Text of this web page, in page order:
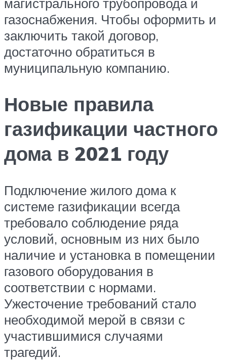
газоснабжения. Чтобы оформить и
заключить такой договор,
достаточно обратиться в
муниципальную компанию.
Новые правила
газификации частного
дома в 2021 году
Подключение жилого дома к
системе газификации всегда
требовало соблюдение ряда
условий, основным из них было
наличие и установка в помещении
газового оборудования в
соответствии с нормами.
Ужесточение требований стало
необходимой мерой в связи с
участившимися случаями
трагедий.